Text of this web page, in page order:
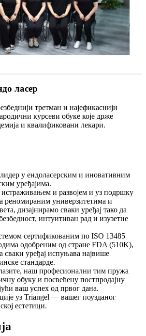
ласер
третман и најефикаснији
курсеви обуке које држе
и квалификовани лекари.
у ендоласерским и иновативним
уређајима.
и развојем и уз подршку
реномираним универзитетима и
дизајнирамо сваки уређај тако да
интуитиван рад и изузетне
сертификованим по ISO 13485
одобреним од стране FDA (510K),
сваки уређај испуњава највише
стандарде.
наш професионални тим пружа
обуку и посвећену постпродајну
ваш успех од првог дана.
уз Triangel — вашег поузданог
естетици.